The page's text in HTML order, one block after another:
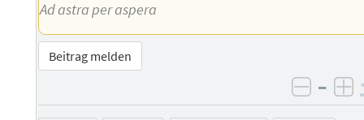
Ad astra per aspera
Beitrag melden
–